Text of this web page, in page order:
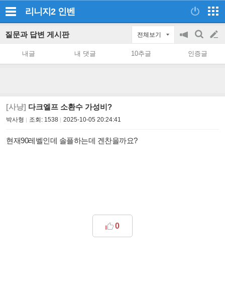
리니지2 인벤
질문과 답변 게시판 전체보기
공
on/off
검
색
글
쓰
내글 내 댓글 10추글 인증글
[사냥] 다크엘프 소환수 가성비?
박사형 조회: 1538 2025-10-05 20:24:41
현재90레벨인데 솔플하는데 겐찬을까요?
0